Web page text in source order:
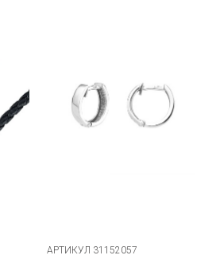
АРТИКУЛ 31152057